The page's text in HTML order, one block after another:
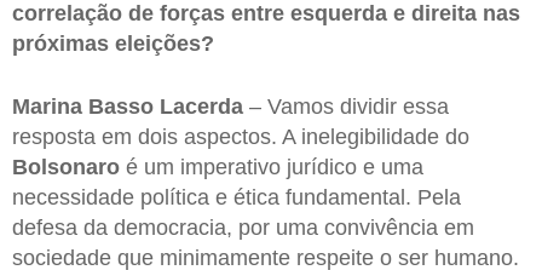
correlação de forças entre esquerda e direita nas
próximas eleições?
Marina Basso Lacerda – Vamos dividir essa
resposta em dois aspectos. A inelegibilidade do
Bolsonaro é um imperativo jurídico e uma
necessidade política e ética fundamental. Pela
defesa da democracia, por uma convivência em
sociedade que minimamente respeite o ser humano.